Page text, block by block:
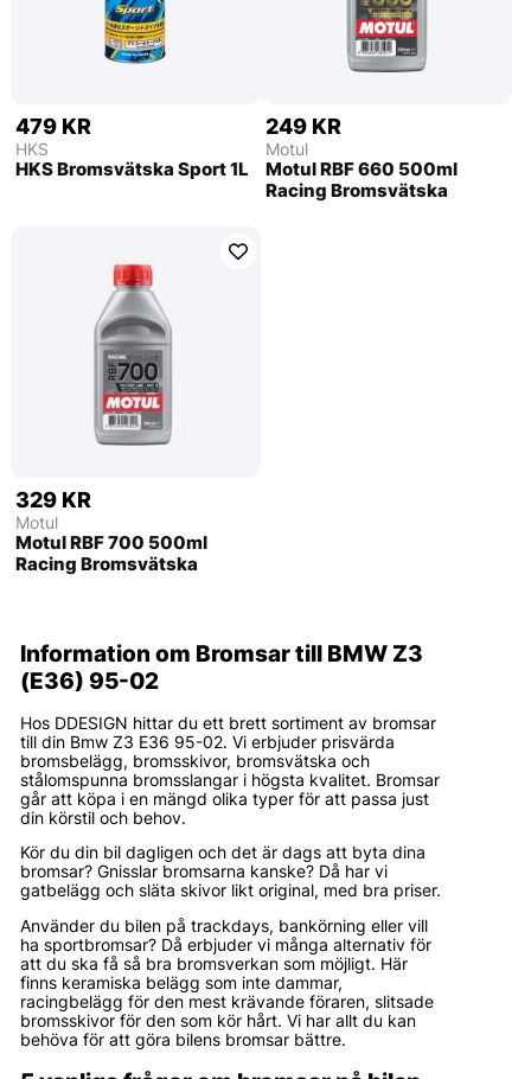
479 KR
HKS
HKS Bromsvätska Sport 1L
249 KR
Motul
Motul RBF 660 500ml
Racing Bromsvätska
329 KR
Motul
Motul RBF 700 500ml
Racing Bromsvätska
Information om Bromsar till BMW Z3
(E36) 95-02
Hos DDESIGN hittar du ett brett sortiment av bromsar
till din Bmw Z3 E36 95-02. Vi erbjuder prisvärda
bromsbelägg, bromsskivor, bromsvätska och
stålomspunna bromsslangar i högsta kvalitet. Bromsar
går att köpa i en mängd olika typer för att passa just
din körstil och behov.
Kör du din bil dagligen och det är dags att byta dina
bromsar? Gnisslar bromsarna kanske? Då har vi
gatbelägg och släta skivor likt original, med bra priser.
Använder du bilen på trackdays, bankörning eller vill
ha sportbromsar? Då erbjuder vi många alternativ för
att du ska få så bra bromsverkan som möjligt. Här
finns keramiska belägg som inte dammar,
racingbelägg för den mest krävande föraren, slitsade
bromsskivor för den som kör hårt. Vi har allt du kan
behöva för att göra bilens bromsar bättre.